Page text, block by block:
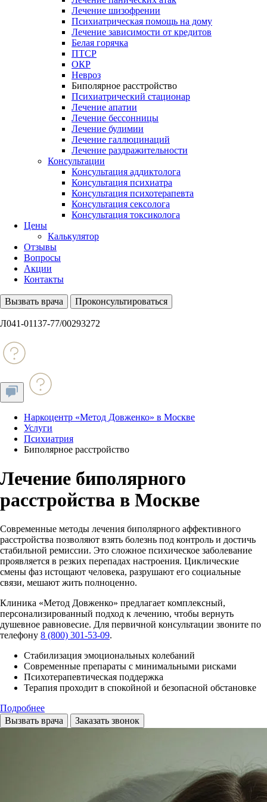
Лечение шизофрении
Психиатрическая помощь на дому
Лечение зависимости от кредитов
Белая горячка
ПТСР
ОКР
Невроз
Биполярное расстройство
Психиатрический стационар
Лечение апатии
Лечение бессонницы
Лечение булимии
Лечение галлюцинаций
Лечение раздражительности
Консультации
Консультация аддиктолога
Консультация психиатра
Консультация психотерапевта
Консультация сексолога
Консультация токсиколога
Цены
Калькулятор
Отзывы
Вопросы
Акции
Контакты
Вызвать врача Проконсультироваться
Л041-01137-77/00293272
Наркоцентр «Метод Довженко» в Москве
Услуги
Психиатрия
Биполярное расстройство
Лечение биполярного
расстройства в Москве
Современные методы лечения биполярного аффективного
расстройства позволяют взять болезнь под контроль и достичь
стабильной ремиссии. Это сложное психическое заболевание
проявляется в резких перепадах настроения. Циклические
смены фаз истощают человека, разрушают его социальные
связи, мешают жить полноценно.
Клиника «Метод Довженко» предлагает комплексный,
персонализированный подход к лечению, чтобы вернуть
душевное равновесие. Для первичной консультации звоните по
телефону 8 (800) 301-53-09.
Стабилизация эмоциональных колебаний
Современные препараты с минимальными рисками
Психотерапевтическая поддержка
Терапия проходит в спокойной и безопасной обстановке
Подробнее
Вызвать врача
Заказать звонок